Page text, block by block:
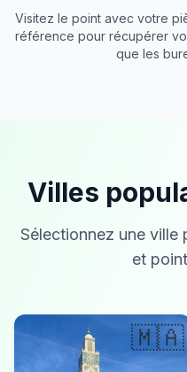
Visitez le point avec votre
référence pour récupérer
que les
Villes
Sélectionnez une ville
et
🇲🇦